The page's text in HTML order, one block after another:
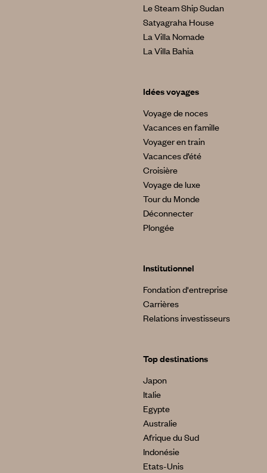
Le Steam Ship Sudan
Satyagraha House
La Villa Nomade
La Villa Bahia
Idées voyages
Voyage de noces
Vacances en famille
Voyager en train
Vacances d’été
Croisière
Voyage de luxe
Tour du Monde
Déconnecter
Plongée
Institutionnel
Fondation d'entreprise
Carrières
Relations investisseurs
Top destinations
Japon
Italie
Egypte
Australie
Afrique du Sud
Indonésie
Etats-Unis